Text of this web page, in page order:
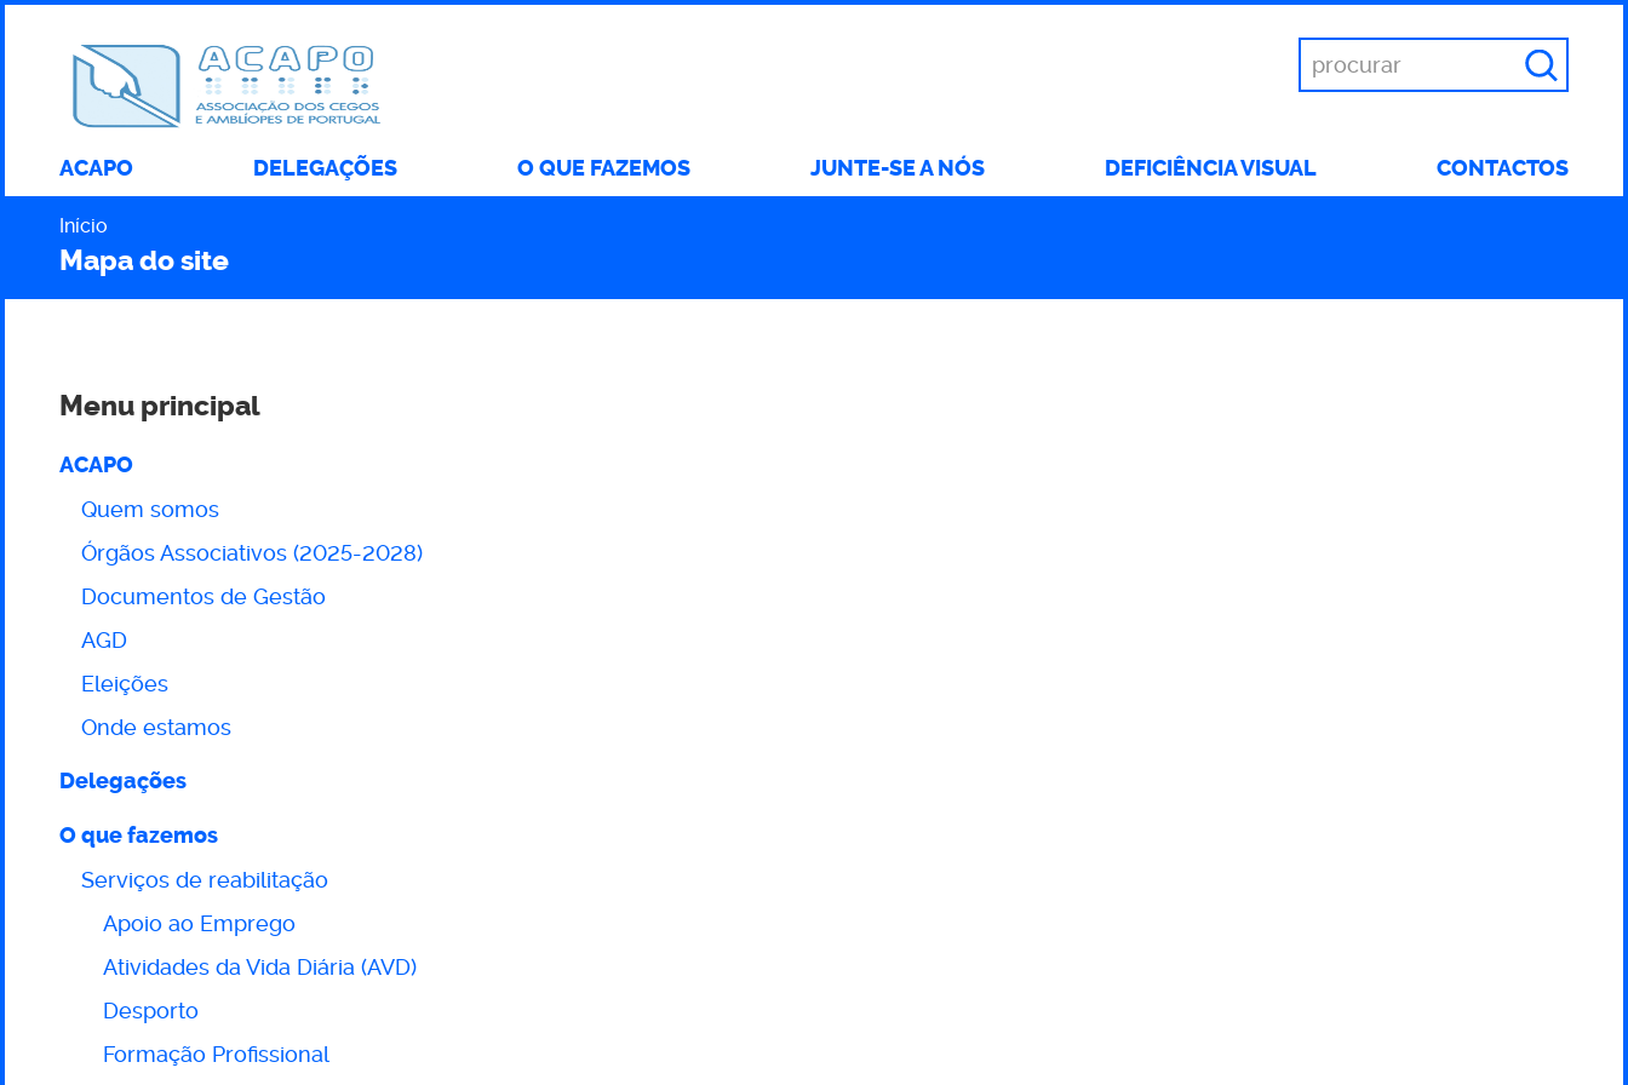
ACAPO DELEGAÇÕES O QUE FAZEMOS JUNTE-SE A NÓS DEFICIÊNCIA VISUAL CONTACTOS
as
Caminho
Início
Mapa do site
Mapa
do
site
Menu principal
ACAPO
Quem somos
Órgãos Associativos (2025-2028)
Documentos de Gestão
AGD
Eleições
Onde estamos
Delegações
O que fazemos
Serviços de reabilitação
Apoio ao Emprego
Atividades da Vida Diária (AVD)
Desporto
Formação Profissional